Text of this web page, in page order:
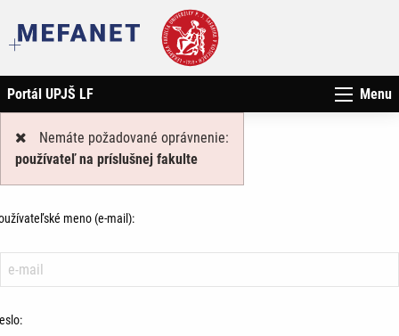
Portál UPJŠ LF Menu
Nemáte požadované oprávnenie:
používateľ na príslušnej fakulte
meno (e-mail):